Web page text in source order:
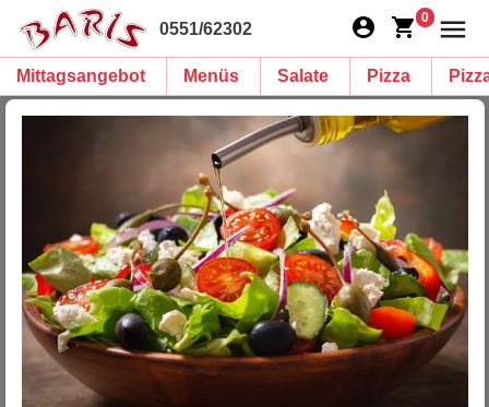
0551/62302
0
Mittagsangebot Menüs Salate Pizza